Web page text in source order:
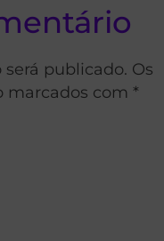
publicado. Os
marcados com *